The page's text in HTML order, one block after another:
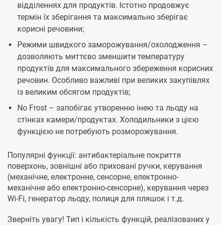
відділеннях для продуктів. Істотно продовжує
термін їх зберігання та максимально зберігає
корисні речовини;
Режими швидкого заморожування/охолодження –
дозволяють миттєво зменшити температуру
продуктів для максимального збереження корисних
речовин. Особливо важливі при великих закупівлях
із великим обсягом продуктів;
No Frost – запобігає утворенню інею та льоду на
стінках камери/продуктах. Холодильники з цією
функцією не потребують розморожування.
Популярні функції: антибактеріальне покриття
поверхонь, зовнішні або приховані ручки, керування
(механічне, електронне, сенсорне, електронно-
механічне або електронно-сенсорне), керування через
Wi-Fi, генератор льоду, полиця для пляшок і т.д.
Зверніть увагу! Тип і кількість функцій, реалізованих у